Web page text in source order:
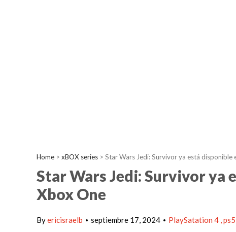
Home > xBOX series > Star Wars Jedi: Survivor ya está disponible
Star Wars Jedi: Survivor ya
Xbox One
Byericisraelb • septiembre 17, 2024 • PlaySatation 4 ps5